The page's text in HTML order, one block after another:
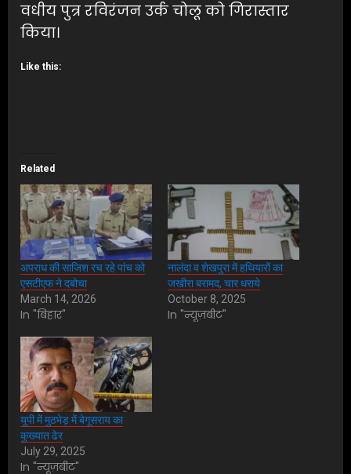
वधीय पुत्र रविरंजन उर्क चोलू को गिरास्तार
किया।
Like this:
Related
अपराध की साजिश रच रहे पांच को
एसटीएफ ने दबोचा
March 14, 2026
In "बिहार"
नालंदा व शेखपुरा में हथियारों का
जखीरा बरामद, चार धराये
October 8, 2025
In "न्यूज़बीट"
यूपी में मुठभेड़ में बेगूसराय का
कुख्यात ढेर
July 29, 2025
In "न्यूज़बीट"